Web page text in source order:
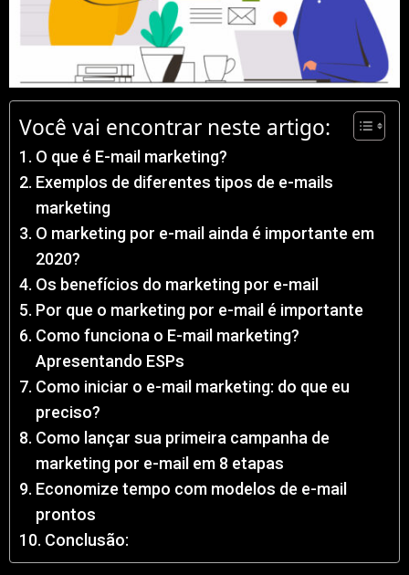
Você vai encontrar neste artigo:
O que é E-mail marketing?
Exemplos de diferentes tipos de e-mails
marketing
O marketing por e-mail ainda é importante em
2020?
Os benefícios do marketing por e-mail
Por que o marketing por e-mail é importante
Como funciona o E-mail marketing?
Apresentando ESPs
Como iniciar o e-mail marketing: do que eu
preciso?
Como lançar sua primeira campanha de
marketing por e-mail em 8 etapas
Economize tempo com modelos de e-mail
prontos
Conclusão: